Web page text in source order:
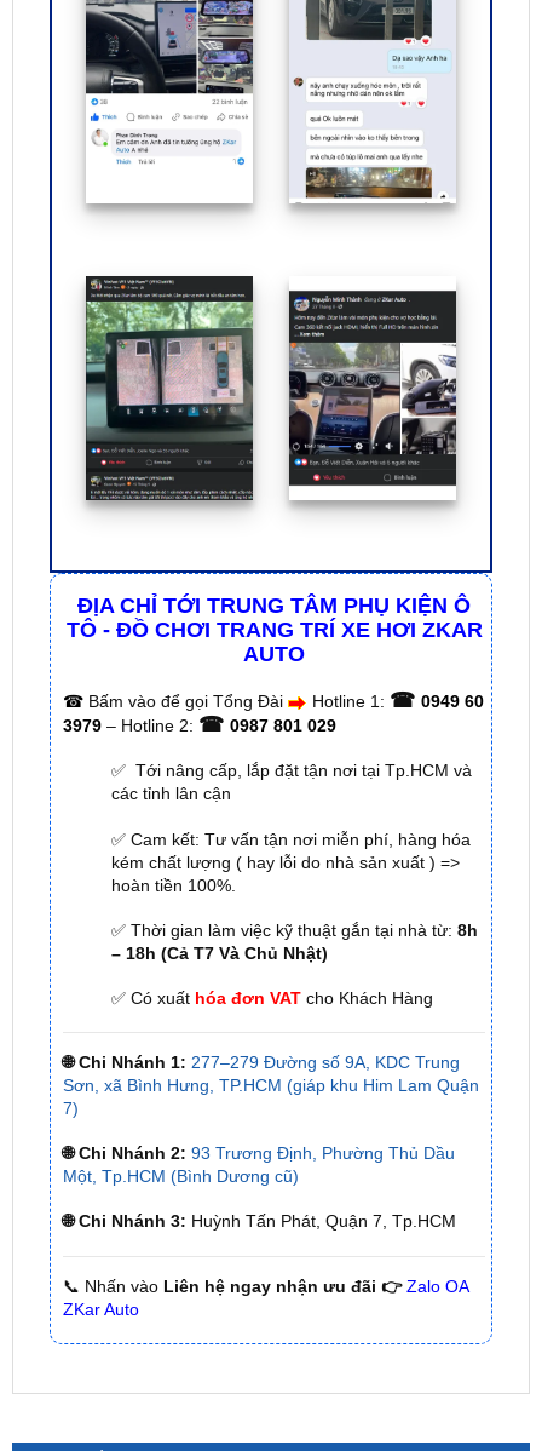
TÔ - ĐỒ CHƠI TRANG TRÍ XE HƠI ZKAR
☎Bấm vào để gọi Tổng Đài Hotline 1:☎ 0949 60
0987 801 029
✅ Tới nâng cấp, lắp đặt tận nơi tại Tp.HCM và
các tỉnh lân cận
✅ Cam kết: Tư vấn tận nơi miễn phí, hàng hóa
kém chất lượng ( hay lỗi do nhà sản xuất ) =>
✅ Thời gian làm việc kỹ thuật gắn tại nhà từ:8h
– 18h (Cả T7 Và Chủ Nhật)
✅ Có xuấthóa đơn VATcho Khách Hàng
🌐 Chi Nhánh 1: 277–279 Đường số 9A, KDC Trung
🌐 Chi Nhánh 2: 93 Trương Định, Phường Thủ Dầu
Một, Tp.HCM (Bình Dương cũ)
🌐 Chi Nhánh 3: Huỳnh Tấn Phát, Quận 7, Tp.HCM
📞 Nhấn vàoLiên hệ ngay nhận ưu đãi 👉 Zalo OA
SẢN PHẨM MỚI